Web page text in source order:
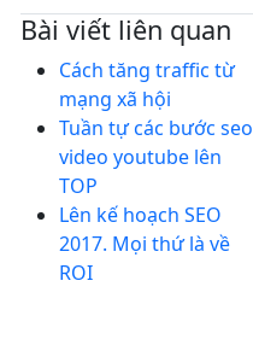
Bài viết liên quan
Cách tăng traffic từ
mạng xã hội
Tuần tự các bước seo
video youtube lên
TOP
Lên kế hoạch SEO
2017. Mọi thứ là về
ROI